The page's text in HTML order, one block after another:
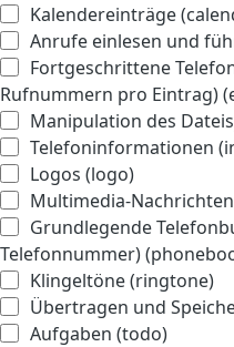
Kalendereinträge
Anrufe einlesen und
Fortgeschrittene
Rufnummern pro Eintrag)
Manipulation des
Telefoninformationen
Logos (logo)
Multimedia-
Grundlegende
Telefonnummer)
Klingeltöne (ringtone)
Übertragen und
Aufgaben (todo)